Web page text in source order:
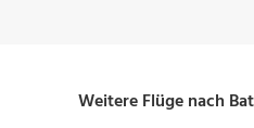
Weitere Flüge nach